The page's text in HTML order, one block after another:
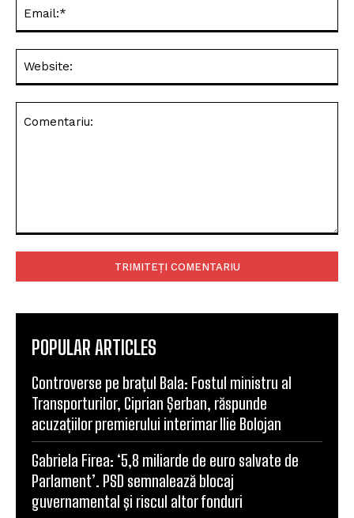
POPULAR ARTICLES
Controverse pe brațul Bala: Fostul ministru al
Transporturilor, Ciprian Șerban, răspunde
acuzațiilor premierului interimar Ilie Bolojan
Gabriela Firea: ‘5,8 miliarde de euro salvate de
Parlament’. PSD semnalează blocaj
guvernamental și riscul altor fonduri